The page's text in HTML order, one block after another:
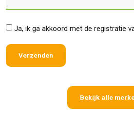
Ja, ik ga akkoord met de registratie
Bekijk alle